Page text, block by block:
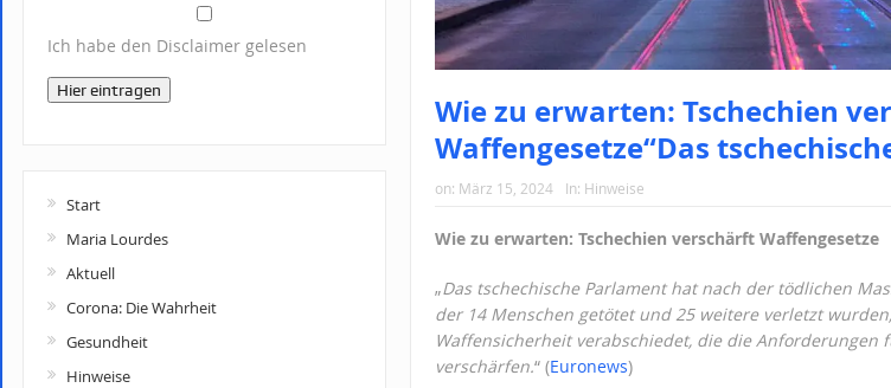
Wie zu erwarten: Tschechien
Waffengesetze“Das
on: März 15, 2024 In: Hinweise
Wie zu erwarten: Tschechien verschärft Waffengesetze
„Das tschechische Parlament hat nach der tödlichen
der 14 Menschen getötet und 25 weitere verletzt
Waffensicherheit verabschiedet, die die Anforderungen
verschärfen.“ (Euronews)
Ich habe den Disclaimer gelesen
Hier eintragen
Start
Maria Lourdes
Aktuell
Corona: Die Wahrheit
Gesundheit
Hinweise